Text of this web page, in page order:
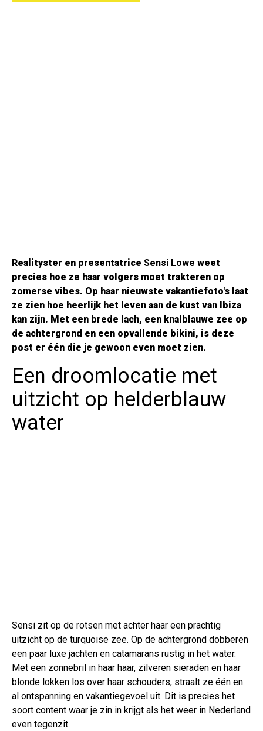
Realityster en presentatrice Sensi Lowe weet
precies hoe ze haar volgers moet trakteren op
zomerse vibes. Op haar nieuwste vakantiefoto's laat
ze zien hoe heerlijk het leven aan de kust van Ibiza
kan zijn. Met een brede lach, een knalblauwe zee op
de achtergrond en een opvallende bikini, is deze
post er één die je gewoon even moet zien.
Een droomlocatie met
uitzicht op helderblauw
water
Sensi zit op de rotsen met achter haar een prachtig
uitzicht op de turquoise zee. Op de achtergrond dobberen
een paar luxe jachten en catamarans rustig in het water.
Met een zonnebril in haar haar, zilveren sieraden en haar
blonde lokken los over haar schouders, straalt ze één en
al ontspanning en vakantiegevoel uit. Dit is precies het
soort content waar je zin in krijgt als het weer in Nederland
even tegenzit.